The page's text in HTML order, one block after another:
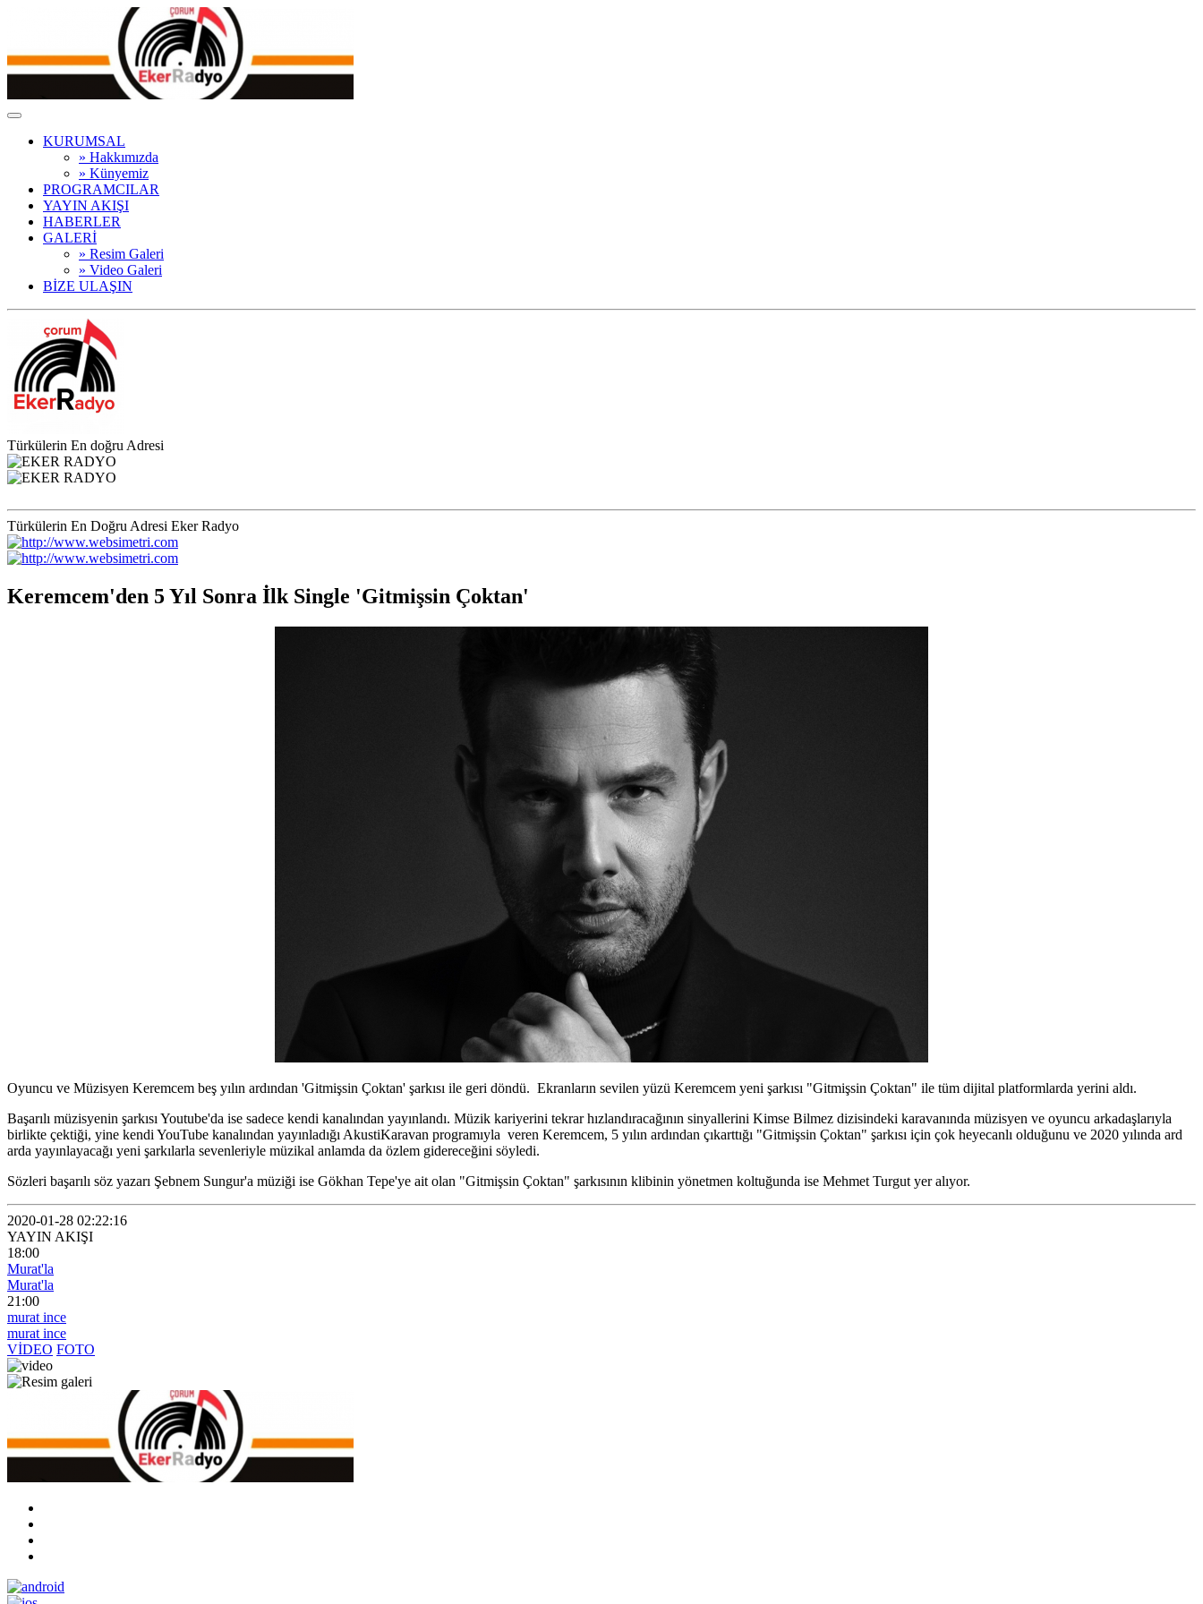
KURUMSAL
» Hakkımızda
» Künyemiz
PROGRAMCILAR
YAYIN AKIŞI
HABERLER
GALERİ
» Resim Galeri
» Video Galeri
BİZE ULAŞIN
Türkülerin En doğru Adresi
Türkülerin En Doğru Adresi Eker Radyo
Keremcem'den 5 Yıl Sonra İlk Single 'Gitmişsin Çoktan'
Oyuncu ve Müzisyen Keremcem beş yılın ardından 'Gitmişsin Çoktan' şarkısı ile geri döndü. Ekranların sevilen yüzü Keremcem yeni şarkısı "Gitmişsin Çoktan" ile tüm dijital platformlarda yerini aldı.
Başarılı müzisyenin şarkısı Youtube'da ise sadece kendi kanalından yayınlandı. Müzik kariyerini tekrar hızlandıracağının sinyallerini Kimse Bilmez dizisindeki karavanında müzisyen ve oyuncu arkadaşlarıyla
birlikte çektiği, yine kendi YouTube kanalından yayınladığı AkustiKaravan programıyla veren Keremcem, 5 yılın ardından çıkarttığı "Gitmişsin Çoktan" şarkısı için çok heyecanlı olduğunu ve 2020 yılında ard
arda yayınlayacağı yeni şarkılarla sevenleriyle müzikal anlamda da özlem gidereceğini söyledi.
Sözleri başarılı söz yazarı Şebnem Sungur'a müziği ise Gökhan Tepe'ye ait olan "Gitmişsin Çoktan" şarkısının klibinin yönetmen koltuğunda ise Mehmet Turgut yer alıyor.
2020-01-28 02:22:16
YAYIN AKIŞI
18:00
Murat'la
Murat'la
21:00
murat ince
murat ince
VİDEO FOTO